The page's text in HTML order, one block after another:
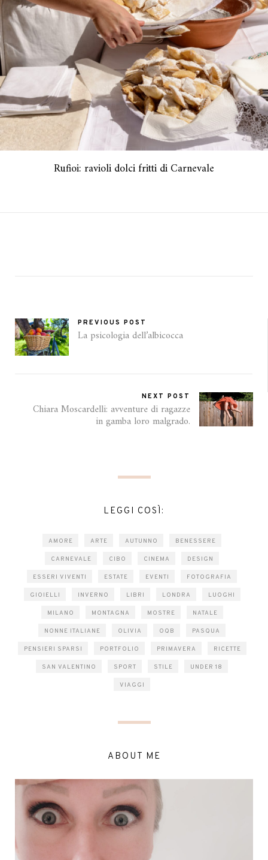
Rufioi: ravioli dolci fritti di Carnevale
PREVIOUS POST
La psicologia dell’albicocca
NEXT POST
Chiara Moscardelli: avventure di ragazze
in gamba loro malgrado.
LEGGI COSÌ:
AMORE ARTE AUTUNNO BENESSERE
CARNEVALE CIBO CINEMA DESIGN
ESSERI VIVENTI ESTATE EVENTI FOTOGRAFIA
GIOIELLI INVERNO LIBRI LONDRA LUOGHI
MILANO MONTAGNA MOSTRE NATALE
NONNE ITALIANE OLIVIA OQB PASQUA
PENSIERI SPARSI PORTFOLIO PRIMAVERA RICETTE
SAN VALENTINO SPORT STILE UNDER 18
VIAGGI
ABOUT ME